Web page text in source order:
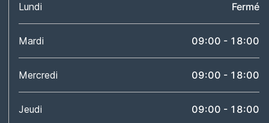
Lundi Fermé
Mardi 09:00 - 18:00
Mercredi 09:00 - 18:00
Jeudi 09:00 - 18:00